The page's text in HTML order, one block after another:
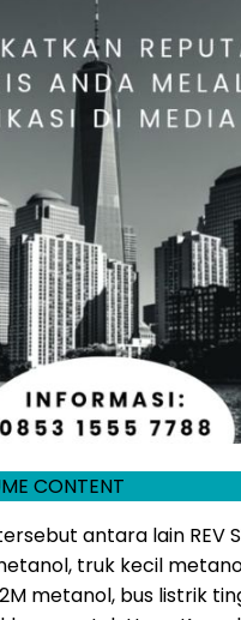
CONTENT
antara lain REV
truk kecil
metanol, bus listrik